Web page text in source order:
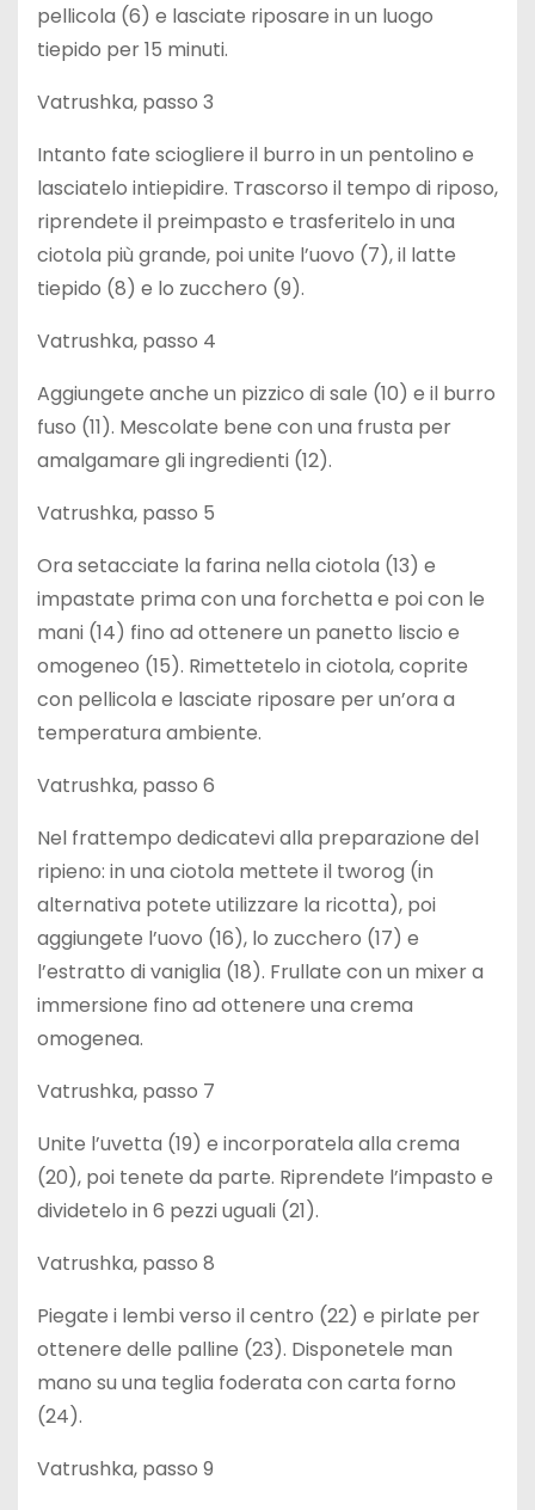
pellicola (6) e lasciate riposare in un luogo
tiepido per 15 minuti.
Vatrushka, passo 3
Intanto fate sciogliere il burro in un pentolino e
lasciatelo intiepidire. Trascorso il tempo di riposo,
riprendete il preimpasto e trasferitelo in una
ciotola più grande, poi unite l’uovo (7), il latte
tiepido (8) e lo zucchero (9).
Vatrushka, passo 4
Aggiungete anche un pizzico di sale (10) e il burro
fuso (11). Mescolate bene con una frusta per
amalgamare gli ingredienti (12).
Vatrushka, passo 5
Ora setacciate la farina nella ciotola (13) e
impastate prima con una forchetta e poi con le
mani (14) fino ad ottenere un panetto liscio e
omogeneo (15). Rimettetelo in ciotola, coprite
con pellicola e lasciate riposare per un’ora a
temperatura ambiente.
Vatrushka, passo 6
Nel frattempo dedicatevi alla preparazione del
ripieno: in una ciotola mettete il tworog (in
alternativa potete utilizzare la ricotta), poi
aggiungete l’uovo (16), lo zucchero (17) e
l’estratto di vaniglia (18). Frullate con un mixer a
immersione fino ad ottenere una crema
omogenea.
Vatrushka, passo 7
Unite l’uvetta (19) e incorporatela alla crema
(20), poi tenete da parte. Riprendete l’impasto e
dividetelo in 6 pezzi uguali (21).
Vatrushka, passo 8
Piegate i lembi verso il centro (22) e pirlate per
ottenere delle palline (23). Disponetele man
mano su una teglia foderata con carta forno
(24).
Vatrushka, passo 9